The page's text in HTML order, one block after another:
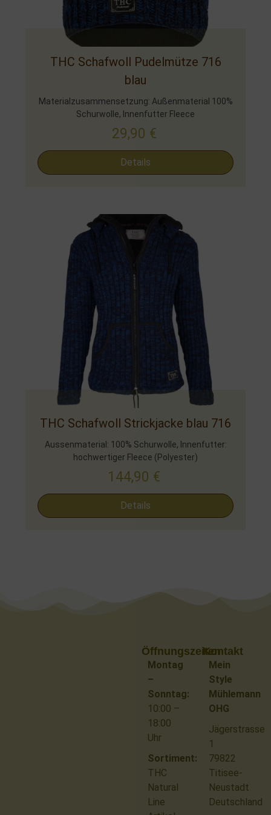
THC Schafwoll Pudelmütze 716
blau
Materialzusammensetzung: Außenmaterial 100%
Schurwolle, Innenfutter Fleece
29,90 €
Details
THC Schafwoll Strickjacke blau 716
Aussenmaterial: 100% Schurwolle, Innenfutter:
hochwertiger Fleece (Polyester)
144,90 €
Details
Kontakt
Mein
Style
Mühlemann
OHG
Jägerstrasse
1
79822
Titisee-
Neustadt
Deutschland
Öffnungszeiten
Montag
–
Sonntag:
10:00 –
18:00
Uhr
Sortiment:
THC
Natural
Line